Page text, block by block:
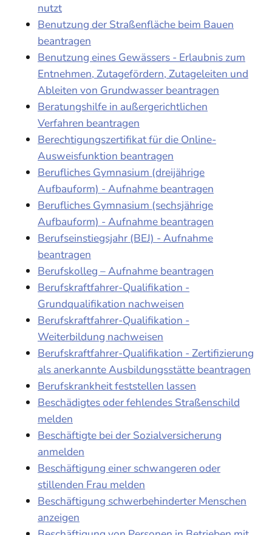
nutzt
Benutzung der Straßenfläche beim Bauen
beantragen
Benutzung eines Gewässers - Erlaubnis zum
Entnehmen, Zutagefördern, Zutageleiten und
Ableiten von Grundwasser beantragen
Beratungshilfe in außergerichtlichen
Verfahren beantragen
Berechtigungszertifikat für die Online-
Ausweisfunktion beantragen
Berufliches Gymnasium (dreijährige
Aufbauform) - Aufnahme beantragen
Berufliches Gymnasium (sechsjährige
Aufbauform) - Aufnahme beantragen
Berufseinstiegsjahr (BEJ) - Aufnahme
beantragen
Berufskolleg – Aufnahme beantragen
Berufskraftfahrer-Qualifikation -
Grundqualifikation nachweisen
Berufskraftfahrer-Qualifikation -
Weiterbildung nachweisen
Berufskraftfahrer-Qualifikation - Zertifizierung
als anerkannte Ausbildungsstätte beantragen
Berufskrankheit feststellen lassen
Beschädigtes oder fehlendes Straßenschild
melden
Beschäftigte bei der Sozialversicherung
anmelden
Beschäftigung einer schwangeren oder
stillenden Frau melden
Beschäftigung schwerbehinderter Menschen
anzeigen